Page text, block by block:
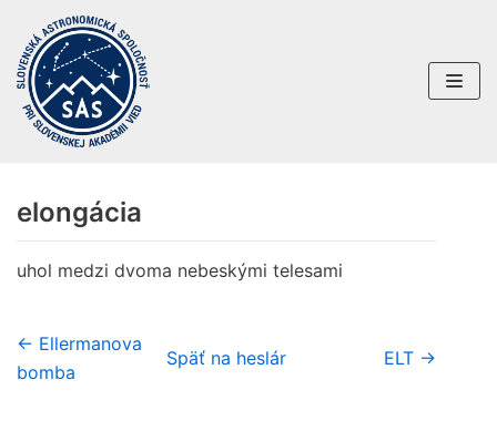
Preskočiť
na
obsah
elongácia
uhol medzi dvoma nebeskými telesami
← Ellermanova
bomba
Späť na heslár ELT →